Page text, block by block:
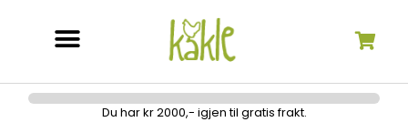
Du har kr 2000,- igjen til gratis frakt.